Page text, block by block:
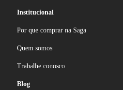
Institucional
Por que comprar na Saga
Quem somos
Trabalhe conosco
Blog